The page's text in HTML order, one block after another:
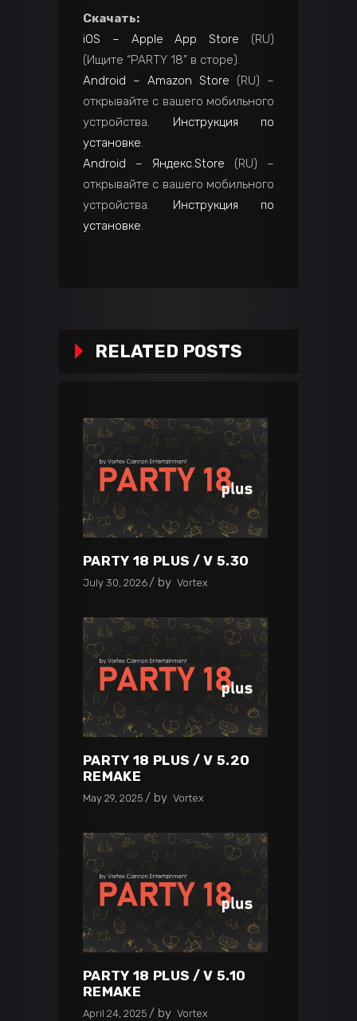
Скачать:
iOS – Apple App Store (RU)
(Ищите “PARTY 18” в сторе).
Android – Amazon Store (RU) –
открывайте с вашего мобильного
устройства.
Инструкция по
установке.
Android – Яндекс.Store (RU) –
открывайте с вашего мобильного
устройства.
Инструкция по
установке.
RELATED POSTS
PARTY 18 PLUS / V 5.30
July 30, 2026 by Vortex
PARTY 18 PLUS / V 5.20
REMAKE
May 29, 2025 by Vortex
PARTY 18 PLUS / V 5.10
REMAKE
April 24, 2025 by Vortex